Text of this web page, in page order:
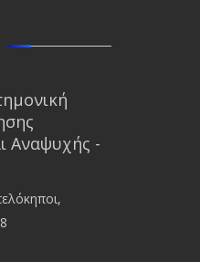
Αναψυχής -